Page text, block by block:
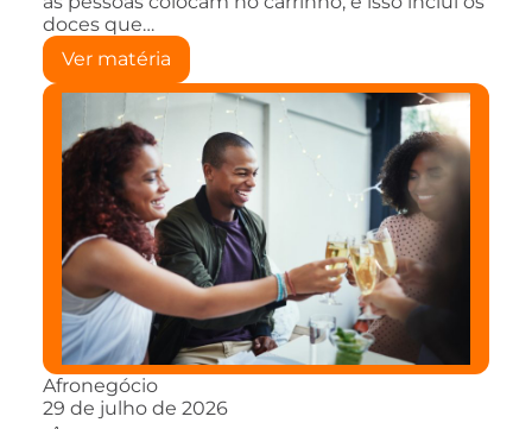
doces que…
Ver matéria
Afronegócio
29 de julho de 2026